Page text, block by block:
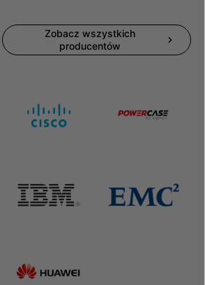
Zobacz wszystkich
producentów